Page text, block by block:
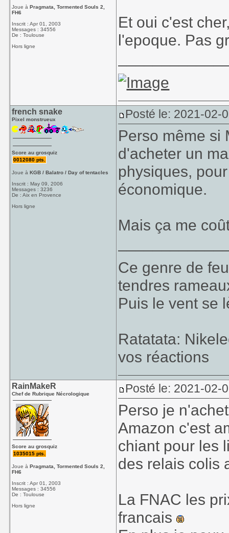
Joue àPragmata, Tormented Souls 2,
FH6
Inscrit : Apr 01, 2003
Messages : 34556
De : Toulouse
Hors ligne
Et oui c'est
l'epoque. Pas
french snake
Pixel monstrueux
Score au grosquiz
0012080 pts.
Joue àKGB / Balatro / Day of tentacles
Inscrit : May 09, 2006
Messages : 3236
De : Aix en Provence
Hors ligne
Posté le: 2021-02-
Perso même si
d'acheter un
physiques,
économique.
Mais ça me
Ce genre de
tendres
Puis le vent se
Ratatata:
vos réactions
RainMakeR
Chef de Rubrique Nécrologique
Score au grosquiz
1035015 pts.
Joue àPragmata, Tormented Souls 2,
FH6
Inscrit : Apr 01, 2003
Messages : 34556
De : Toulouse
Hors ligne
Posté le: 2021-02-
Perso je
Amazon c'est
chiant pour les
des relais colis
La FNAC les
francais